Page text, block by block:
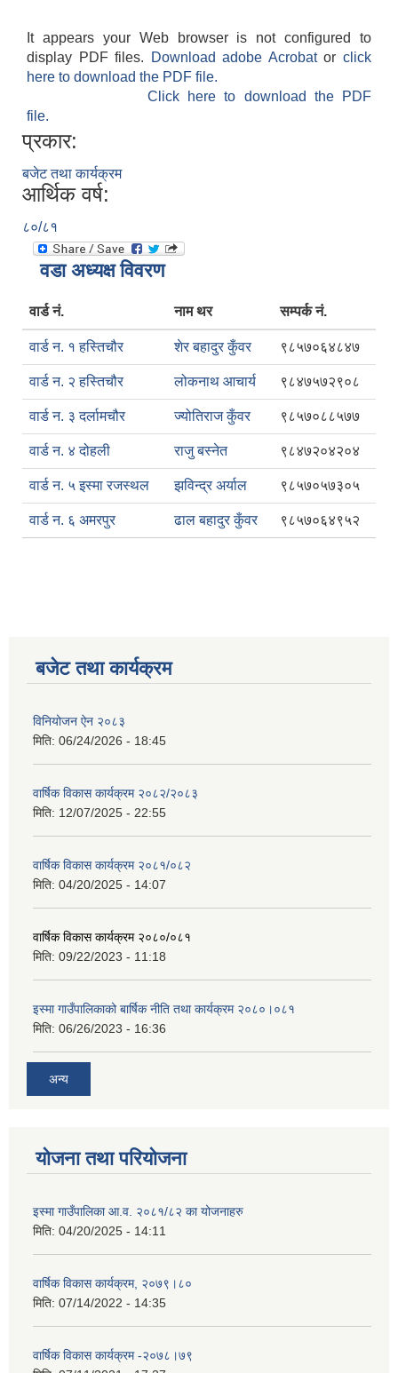
It appears your Web browser is not configured to
display PDF files.
Download adobe Acrobatorclick
here to download the PDF file.
Click here to download the PDF
file.
प्रकार:
बजेट तथा कार्यक्रम
आर्थिक वर्ष:
८०/८१
वडा अध्यक्ष विवरण
वार्ड नं. नाम थर सम्पर्क नं.
वार्ड न. १ हस्तिचौर शेर बहादुर कुँवर ९८५७०६४८४७
वार्ड न. २ हस्तिचौर लोकनाथ आचार्य ९८४७५७२९०८
वार्ड न. ३ दर्लामचौर ज्योतिराज कुँवर ९८५७०८८५७७
वार्ड न. ४ दोहली राजु बस्नेत ९८४७२०४२०४
वार्ड न. ५ इस्मा रजस्थल झविन्द्र अर्याल ९८५७०५७३०५
वार्ड न. ६ अमरपुर ढाल बहादुर कुँवर ९८५७०६४९५२
बजेट तथा कार्यक्रम
विनियोजन ऐन २०८३
मिति: 06/24/2026 - 18:45
वार्षिक विकास कार्यक्रम २०८२/२०८३
मिति: 12/07/2025 - 22:55
वार्षिक विकास कार्यक्रम २०८१/०८२
मिति: 04/20/2025 - 14:07
वार्षिक विकास कार्यक्रम २०८०/०८१
मिति: 09/22/2023 - 11:18
इस्मा गाउँपालिकाको बार्षिक नीति तथा कार्यक्रम २०८०।०८१
मिति: 06/26/2023 - 16:36
अन्य
योजना तथा परियोजना
इस्मा गाउँपालिका आ.व. २०८१/८२ का योजनाहरु
मिति: 04/20/2025 - 14:11
वार्षिक विकास कार्यक्रम, २०७९।८०
मिति: 07/14/2022 - 14:35
वार्षिक विकास कार्यक्रम -२०७८।७९